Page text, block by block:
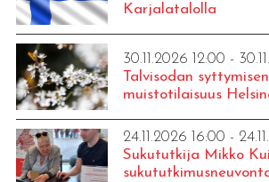
Karjalatalolla
30.11.2026 12:00 -
Talvisodan syttymisen
muistotilaisuus
24.11.2026 16:00 -
Sukututkija Mikko